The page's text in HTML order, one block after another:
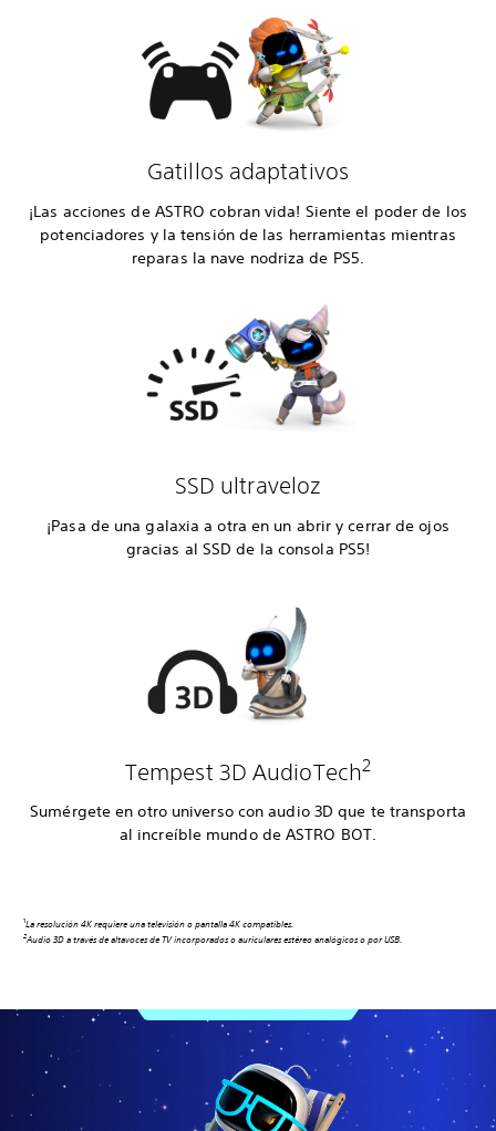
Gatillos adaptativos
¡Las acciones de ASTRO cobran vida! Siente el poder de los
potenciadores y la tensión de las herramientas mientras
reparas la nave nodriza de PS5.
SSD ultraveloz
¡Pasa de una galaxia a otra en un abrir y cerrar de ojos
gracias al SSD de la consola PS5!
Tempest 3D AudioTech2
Sumérgete en otro universo con audio 3D que te transporta
al increíble mundo de ASTRO BOT.
1La resolución 4K requiere una televisión o pantalla 4K compatibles.
2Audio 3D a través de altavoces de TV incorporados o auriculares estéreo analógicos o por USB.